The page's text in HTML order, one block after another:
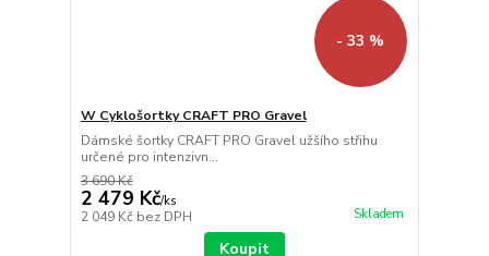
- 33 %
W Cyklošortky CRAFT PRO Gravel
Dámské šortky CRAFT PRO Gravel užšího střihu
určené pro intenzivn...
3 690 Kč
2 479 Kč/ks
2 049 Kč bez DPH Skladem
Koupit